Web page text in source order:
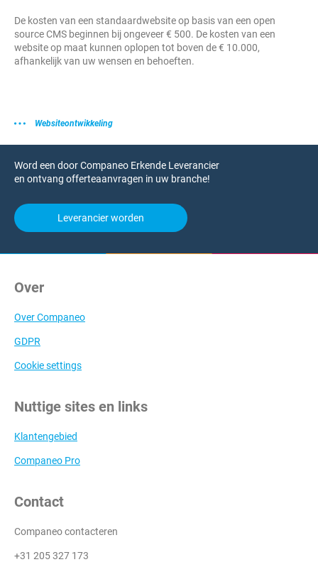
De kosten van een standaardwebsite op basis van een open
source CMS beginnen bij ongeveer € 500. De kosten van een
website op maat kunnen oplopen tot boven de € 10.000,
afhankelijk van uw wensen en behoeften.
Websiteontwikkeling
Word een door Companeo Erkende Leverancier
en ontvang offerteaanvragen in uw branche!
Leverancier worden
Over
Over Companeo
GDPR
Cookie settings
Nuttige sites en links
Klantengebied
Companeo Pro
Contact
Companeo contacteren
+31 205 327 173